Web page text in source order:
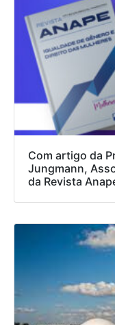
Com artigo da
Jungmann,
da Revista